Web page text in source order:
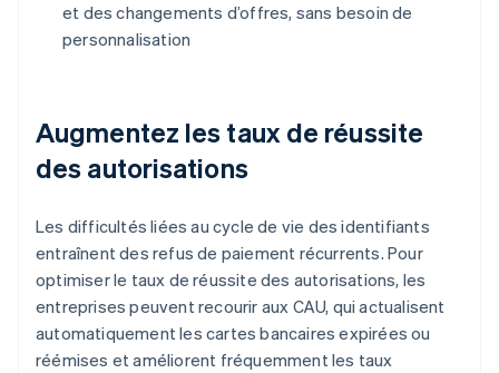
et des changements d’offres, sans besoin de
personnalisation
Augmentez les taux de réussite
des autorisations
Les difficultés liées au cycle de vie des identifiants
entraînent des refus de paiement récurrents. Pour
optimiser le taux de réussite des autorisations, les
entreprises peuvent recourir aux CAU, qui actualisent
automatiquement les cartes bancaires expirées ou
réémises et améliorent fréquemment les taux